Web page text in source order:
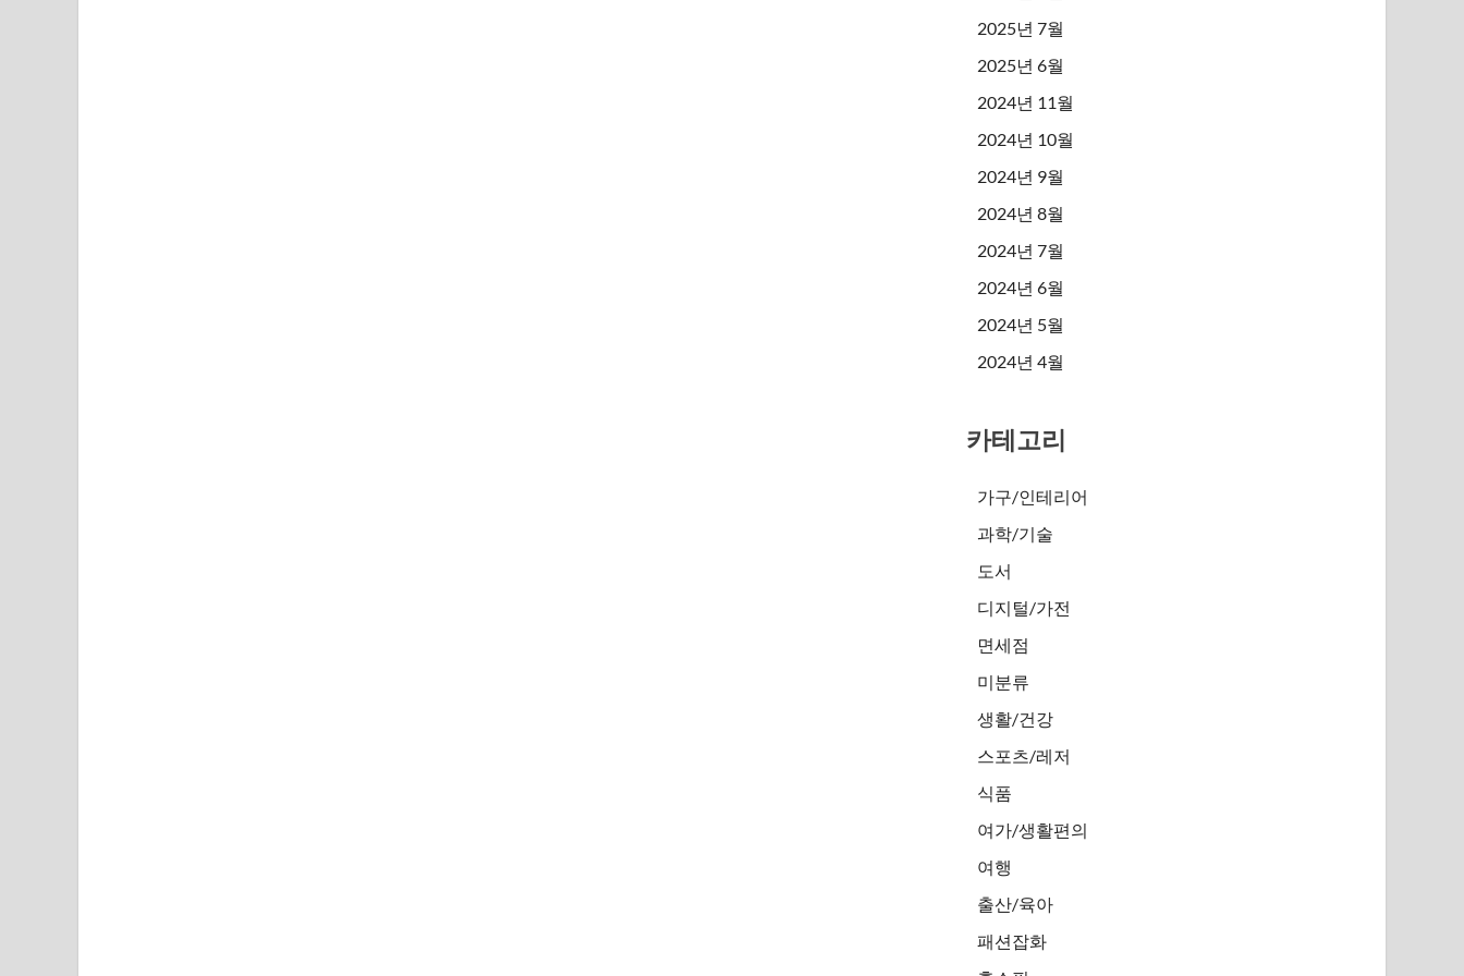
2025년 7월
2025년 6월
2024년 11월
2024년 10월
2024년 9월
2024년 8월
2024년 7월
2024년 6월
2024년 5월
2024년 4월
카테고리
가구/인테리어
과학/기술
도서
디지털/가전
면세점
미분류
생활/건강
스포츠/레저
식품
여가/생활편의
여행
출산/육아
패션잡화